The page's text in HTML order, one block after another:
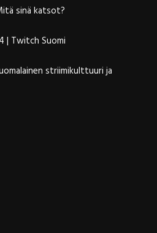
sinä katsot?
| Twitch Suomi
striimikulttuuri ja